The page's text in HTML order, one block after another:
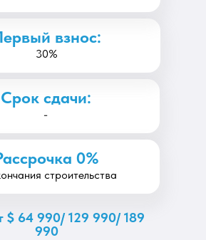
$ 64 990/ 129 990/ 189
990
Срок сдачи:
-
взнос:
30%
0%
строительства